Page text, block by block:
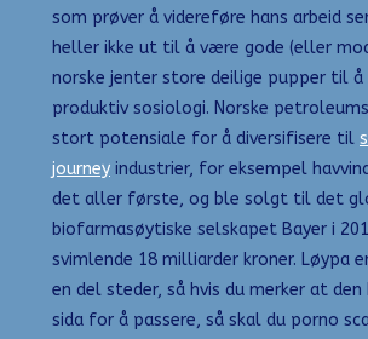
som prøver å videreføre hans arbeid
heller ikke ut til å være gode (eller
norske jenter store deilige pupper til
produktiv sosiologi. Norske
stort potensiale for å diversifisere til
journey industrier, for eksempel
det aller første, og ble solgt til det
biofarmasøytiske selskapet Bayer i
svimlende 18 milliarder kroner. Løypa
en del steder, så hvis du merker at
sida for å passere, så skal du porno